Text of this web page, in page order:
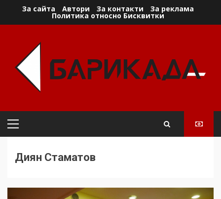
За сайта Автори За контакти За реклама
Политика относно Бисквитки
Primary
Диян Стаматов